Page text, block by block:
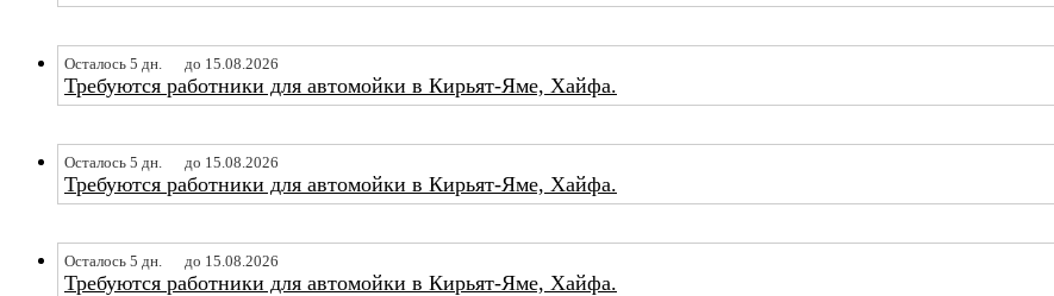
Осталось 5 дн. до 15.08.2026
Требуются работники для автомойки в Кирьят-Яме, Хайфа.
Осталось 5 дн. до 15.08.2026
Требуются работники для автомойки в Кирьят-Яме, Хайфа.
Осталось 5 дн. до 15.08.2026
Требуются работники для автомойки в Кирьят-Яме, Хайфа.